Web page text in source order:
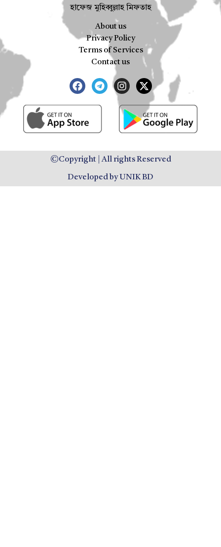
হাফেজ মুহিব্বুল্লাহ মিফতাহ
About us
Privacy Policy
Terms of Services
Contact us
©Copyright | All rights Reserved
Developed by UNIK BD